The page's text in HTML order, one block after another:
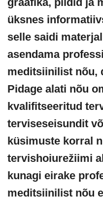
üksnes
selle saidi
asendama
meditsiinilist nõu,
Pidage alati nõu
kvalifitseeritud
terviseseisundit
küsimuste korral
tervishoiurežiimi
kunagi eirake
meditsiinilist nõu